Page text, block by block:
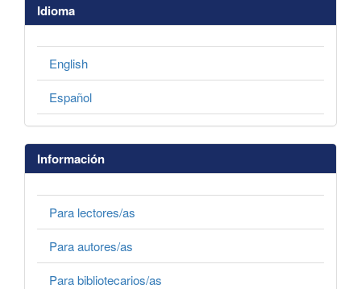
Idioma
English
Español
Información
Para lectores/as
Para autores/as
Para bibliotecarios/as